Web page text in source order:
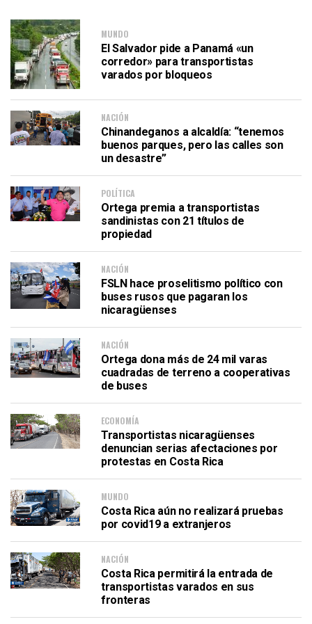
MUNDO
El Salvador pide a Panamá «un
corredor» para transportistas
varados por bloqueos
NACIÓN
Chinandeganos a alcaldía: “tenemos
buenos parques, pero las calles son
un desastre”
POLÍTICA
Ortega premia a transportistas
sandinistas con 21 títulos de
propiedad
NACIÓN
FSLN hace proselitismo político con
buses rusos que pagaran los
nicaragüenses
NACIÓN
Ortega dona más de 24 mil varas
cuadradas de terreno a cooperativas
de buses
ECONOMÍA
Transportistas nicaragüenses
denuncian serias afectaciones por
protestas en Costa Rica
MUNDO
Costa Rica aún no realizará pruebas
por covid19 a extranjeros
NACIÓN
Costa Rica permitirá la entrada de
transportistas varados en sus
fronteras